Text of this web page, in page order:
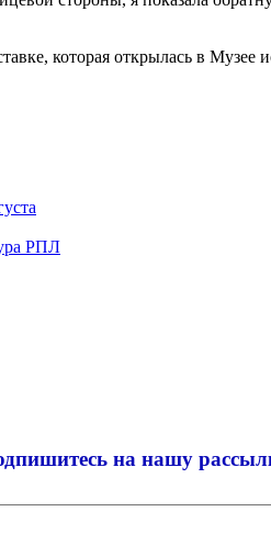
которая открылась в Музее
РПЛ
на нашу